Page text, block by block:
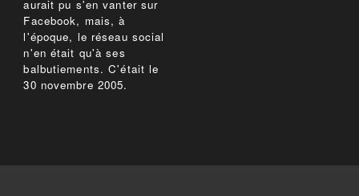
aurait pu s'en vanter sur
Facebook, mais, à
l'époque, le réseau social
n'en était qu'à ses
balbutiements. C'était le
30 novembre 2005.